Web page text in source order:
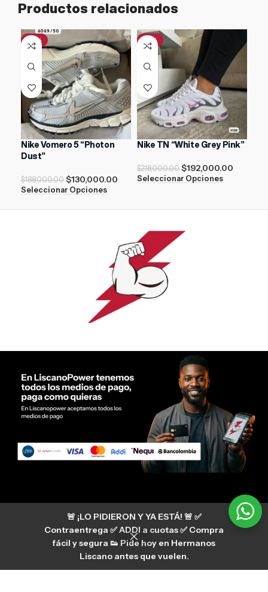
🚨 ¡LO PIDIERON Y YA ESTÁ! 🚨 ✅
Contraentrega ✅ ADDI a cuotas ✅ Compra
fácil y segura 👟 Pide hoy en Hermanos
Liscano antes que vuelen.
Productos relacionados
-31%
Nike Vomero 5 “Photon
Dust”
$188,000.00 $130,000.00
Seleccionar Opciones
-12%
Nike TN “White Grey Pink”
$218,000.00 $192,000.00
Seleccionar Opciones
Si tienes algún tipo de duda, puedes consultar
nuestro centro de ayuda
hermanosliscano_10 Instagram
Aura
hermanosliscano Tik Tok
Únete a nuestros canales de difusión en
WhatsApp